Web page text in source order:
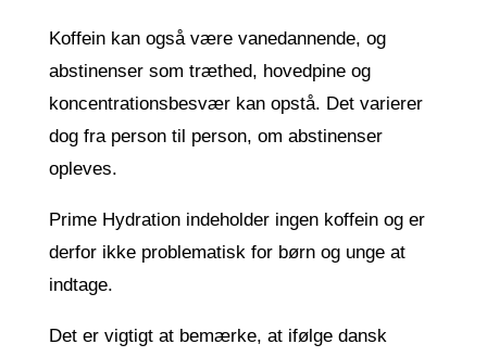
Koffein kan også være vanedannende, og
abstinenser som træthed, hovedpine og
koncentrationsbesvær kan opstå. Det varierer
dog fra person til person, om abstinenser
opleves.
Prime Hydration indeholder ingen koffein og er
derfor ikke problematisk for børn og unge at
indtage.
Det er vigtigt at bemærke, at ifølge dansk